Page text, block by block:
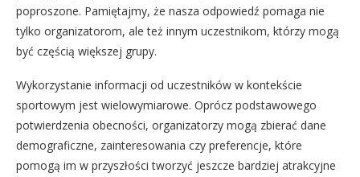
poproszone. Pamiętajmy, że nasza odpowiedź pomaga nie
tylko organizatorom, ale też innym uczestnikom, którzy mogą
być częścią większej grupy.
Wykorzystanie informacji od uczestników w kontekście
sportowym jest wielowymiarowe. Oprócz podstawowego
potwierdzenia obecności, organizatorzy mogą zbierać dane
demograficzne, zainteresowania czy preferencje, które
pomogą im w przyszłości tworzyć jeszcze bardziej atrakcyjne